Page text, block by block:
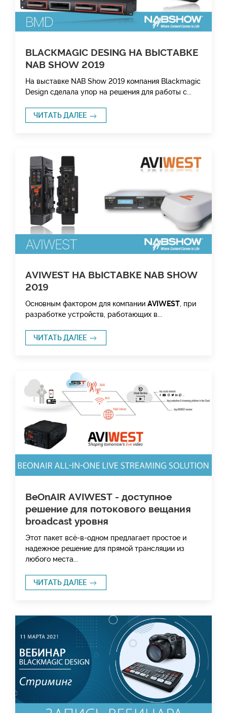
BLACКMAGIC DESING НА ВЫСТАВКЕ
NAB SHOW 2019
На выставке NAB Show 2019 компания Blackmagic
Design сделала упор на решения для работы с...
ЧИТАТЬ ДАЛЕЕ
AVIWEST НА ВЫСТАВКЕ NAB SHOW
2019
Основным фактором для компании AVIWEST , при
разработке устройств, работающих в...
ЧИТАТЬ ДАЛЕЕ
BeOnAIR AVIWEST - доступное
решение для потокового вещания
broadcast уровня
Этот пакет всё-в-одном предлагает простое и
надежное решение для прямой трансляции из
любого места...
ЧИТАТЬ ДАЛЕЕ